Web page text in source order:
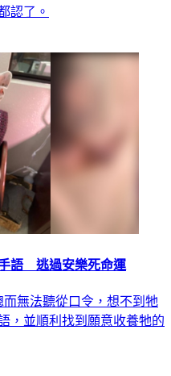
認了。
語 逃過安樂死命運
無法聽從口令，想不到牠
，並順利找到願意收養牠的